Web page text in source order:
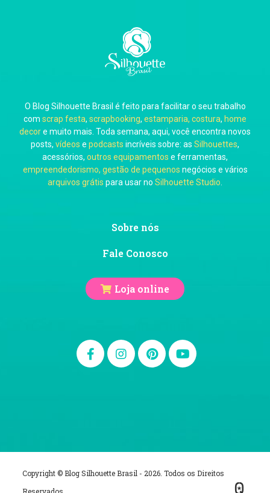
Carla Eschberger
Carol Pessoa
Ju Mirthes
O Blog Silhouette Brasil é feito para facilitar o seu trabalho
com scrap festa, scrapbooking, estamparia, costura, home
decore muito mais. Toda semana, aqui, você encontra novos
posts, vídeos e podcasts incríveis sobre: as Silhouettes,
acessórios, outros equipamentos e ferramentas,
empreendedorismo, gestão de pequenos negócios e vários
arquivos grátis para usar no Silhouette Studio.
Sobre nós
Fale Conosco
Loja online
Copyright © Blog Silhouette Brasil - 2026. Todos os Direitos